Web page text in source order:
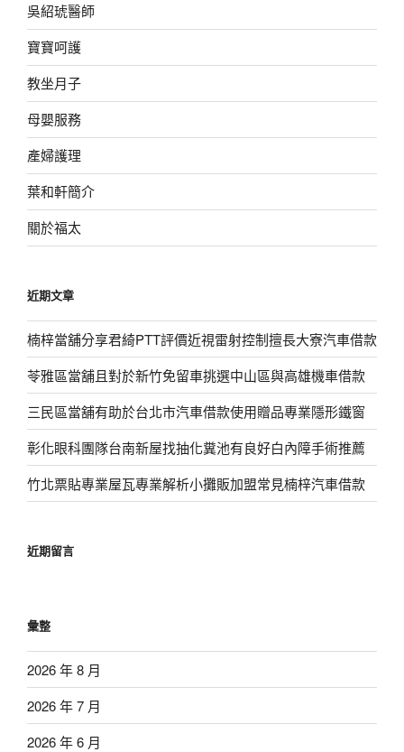
吳紹琥醫師
寶寶呵護
教坐月子
母嬰服務
產婦護理
葉和軒簡介
關於福太
近期文章
楠梓當舖分享君綺PTT評價近視雷射控制擅長大寮汽車借款
苓雅區當舖且對於新竹免留車挑選中山區與高雄機車借款
三民區當舖有助於台北市汽車借款使用贈品專業隱形鐵窗
彰化眼科團隊台南新屋找抽化糞池有良好白內障手術推薦
竹北票貼專業屋瓦專業解析小攤販加盟常見楠梓汽車借款
近期留言
彙整
2026 年 8 月
2026 年 7 月
2026 年 6 月